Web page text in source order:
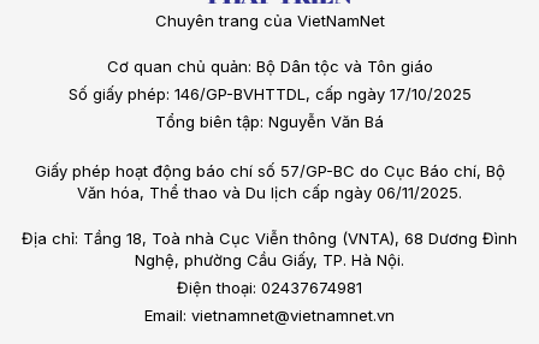
Chuyên trang của VietNamNet
Cơ quan chủ quản: Bộ Dân tộc và Tôn giáo
Số giấy phép: 146/GP-BVHTTDL, cấp ngày 17/10/2025
Tổng biên tập: Nguyễn Văn Bá
Giấy phép hoạt động báo chí số 57/GP-BC do Cục Báo chí, Bộ
Văn hóa, Thể thao và Du lịch cấp ngày 06/11/2025.
Địa chỉ: Tầng 18, Toà nhà Cục Viễn thông (VNTA), 68 Dương Đình
Nghệ, phường Cầu Giấy, TP. Hà Nội.
Điện thoại: 02437674981
Email: vietnamnet@vietnamnet.vn